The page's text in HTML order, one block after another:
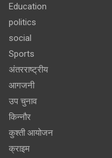
Education
politics
social
Sports
अंतरराष्ट्रीय
आगजनी
उप चुनाव
किन्नौर
कुश्ती आयोजन
क्राइम